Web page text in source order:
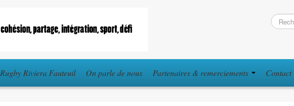
Rugby Riviera Fauteuil On parle de nous Partenaires & remerciements Contact